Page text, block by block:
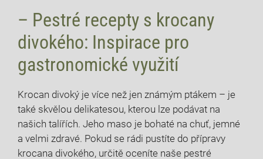
– Pestré recepty s krocany
divokého: Inspirace pro
gastronomické využití
Krocan divoký je více než jen známým ptákem – je
také skvělou delikatesou, kterou lze podávat na
našich talířích. Jeho maso je bohaté na chuť, jemné
a velmi zdravé. Pokud se rádi pustíte do přípravy
krocana divokého, určitě oceníte naše pestré